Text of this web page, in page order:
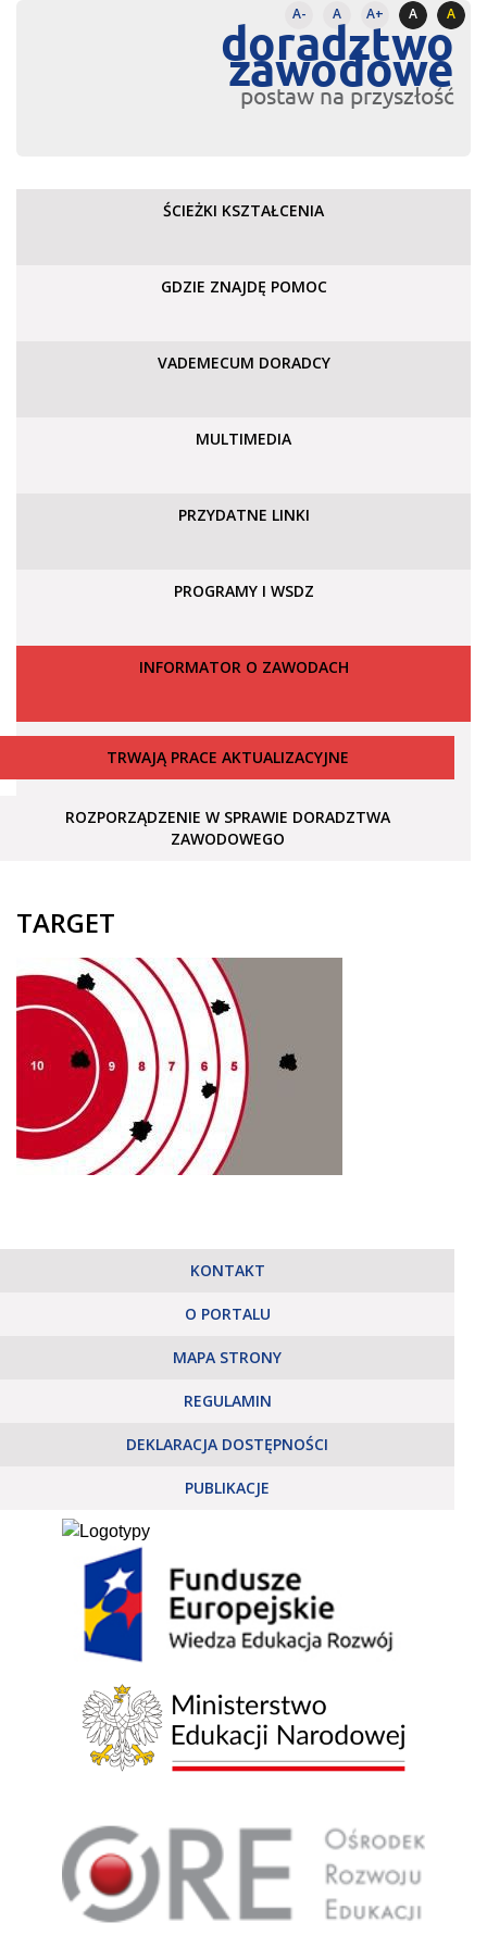
A- A A+ A A
doradztwo
zawodowe
postaw na przyszłość
ŚCIEŻKI KSZTAŁCENIA
GDZIE ZNAJDĘ POMOC
VADEMECUM DORADCY
MULTIMEDIA
PRZYDATNE LINKI
PROGRAMY I WSDZ
INFORMATOR O ZAWODACH
TRWAJĄ PRACE AKTUALIZACYJNE
ROZPORZĄDZENIE W SPRAWIE DORADZTWA
ZAWODOWEGO
TARGET
KONTAKT
O PORTALU
MAPA STRONY
REGULAMIN
DEKLARACJA DOSTĘPNOŚCI
PUBLIKACJE